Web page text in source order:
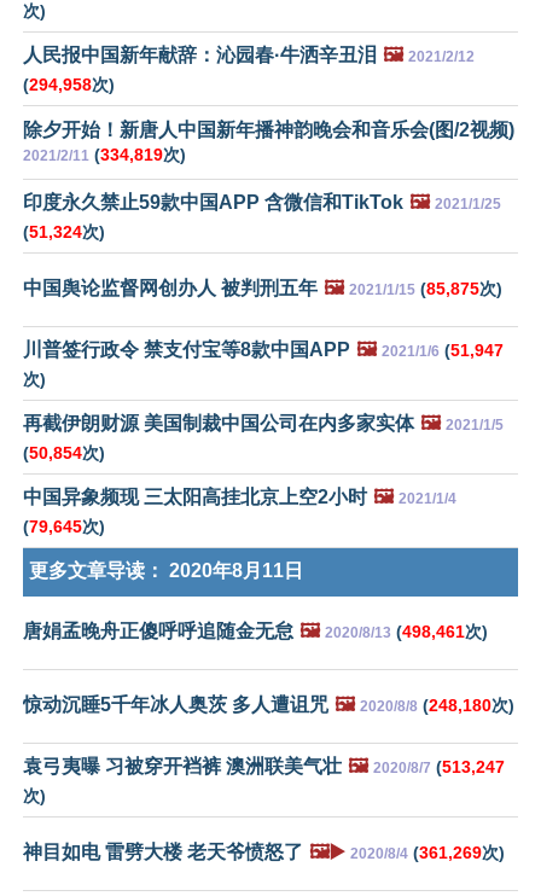
次)
人民报中国新年献辞：沁园春·牛洒辛丑泪 🖼️ 2021/2/12
(294,958次)
除夕开始！新唐人中国新年播神韵晚会和音乐会(图/2视频)
2021/2/11 (334,819次)
印度永久禁止59款中国APP 含微信和TikTok 🖼️ 2021/1/25
(51,324次)
中国舆论监督网创办人 被判刑五年 🖼️ 2021/1/15 (85,875次)
川普签行政令 禁支付宝等8款中国APP 🖼️ 2021/1/6 (51,947
次)
再截伊朗财源 美国制裁中国公司在内多家实体 🖼️ 2021/1/5
(50,854次)
中国异象频现 三太阳高挂北京上空2小时 🖼️ 2021/1/4
(79,645次)
更多文章导读： 2020年8月11日
唐娟孟晚舟正傻呼呼追随金无怠 🖼️ 2020/8/13 (498,461次)
惊动沉睡5千年冰人奥茨 多人遭诅咒 🖼️ 2020/8/8 (248,180次)
袁弓夷曝 习被穿开裆裤 澳洲联美气壮 🖼️ 2020/8/7 (513,247
次)
神目如电 雷劈大楼 老天爷愤怒了 🖼️▶️ 2020/8/4 (361,269次)